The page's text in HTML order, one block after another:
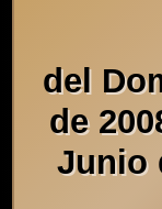
del
de
Junio